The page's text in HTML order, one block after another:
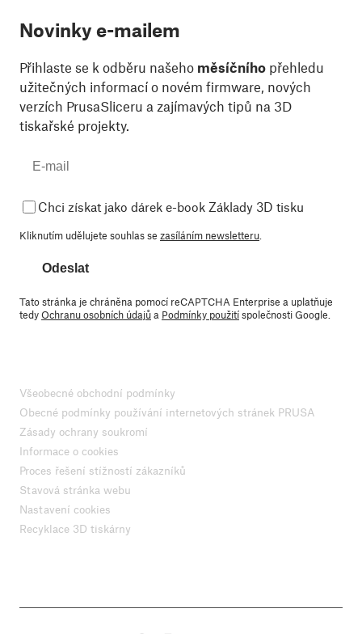
Novinky e-mailem
Přihlaste se k odběru našeho měsíčního přehledu
užitečných informací o novém firmware, nových
verzích PrusaSliceru a zajímavých tipů na 3D
tiskařské projekty.
Chci získat jako dárek e-book Základy 3D tisku
Kliknutím udělujete souhlas se zasíláním newsletteru
Odeslat
Tato stránka je chráněna pomocí reCAPTCHA Enterprise a uplatňuje
tedyOchranu osobních údajůa Podmínky použitíspolečnosti Google.
Všeobecné obchodní podmínky
Obecné podmínky používání internetových stránek PRUSA
Zásady ochrany soukromí
Informace o cookies
Proces řešení stížností zákazníků
Stavová stránka webu
Nastavení cookies
Recyklace 3D tiskárny